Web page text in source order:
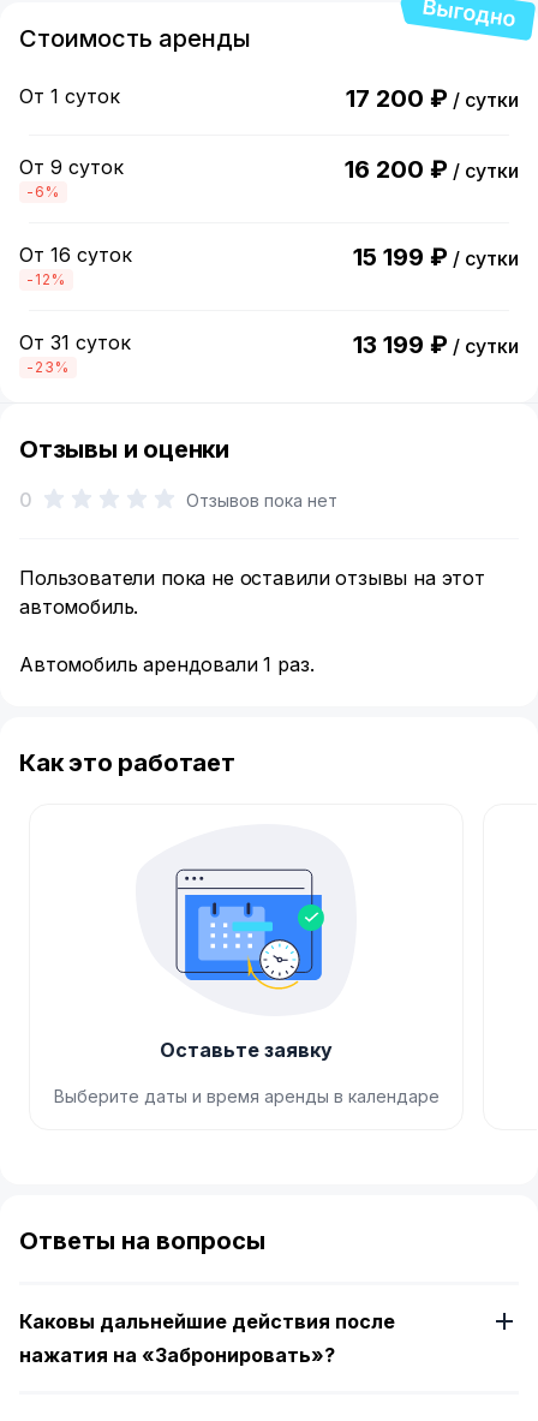
Стоимость аренды
От 1 суток 17 200 ₽ / сутки
От 9 суток
-6%
16 200 ₽ / сутки
От 16 суток
-12%
15 199 ₽ / сутки
От 31 суток
-23%
13 199 ₽ / сутки
Отзывы и оценки
0 Отзывов пока нет
Пользователи пока не оставили отзывы на этот
автомобиль.
Автомобиль арендовали 1 раз.
Как это работает
Оставьте заявку
Выберите даты и время аренды в календаре
of
4
Ответы на вопросы
Каковы дальнейшие действия после
нажатия на «Забронировать»?